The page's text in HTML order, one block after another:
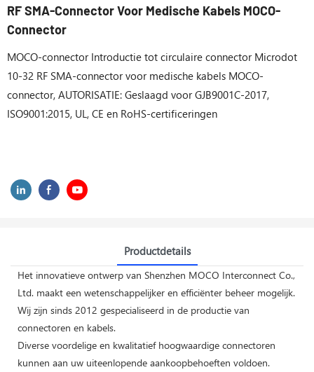
RF SMA-Connector Voor Medische Kabels MOCO-
Connector
MOCO-connector Introductie tot circulaire connector Microdot
10-32 RF SMA-connector voor medische kabels MOCO-
connector, AUTORISATIE: Geslaagd voor GJB9001C-2017,
ISO9001:2015, UL, CE en RoHS-certificeringen
Productdetails
Het innovatieve ontwerp van Shenzhen MOCO Interconnect Co.,
Ltd. maakt een wetenschappelijker en efficiënter beheer mogelijk.
Wij zijn sinds 2012 gespecialiseerd in de productie van
connectoren en kabels.
Diverse voordelige en kwalitatief hoogwaardige connectoren
kunnen aan uw uiteenlopende aankoopbehoeften voldoen.